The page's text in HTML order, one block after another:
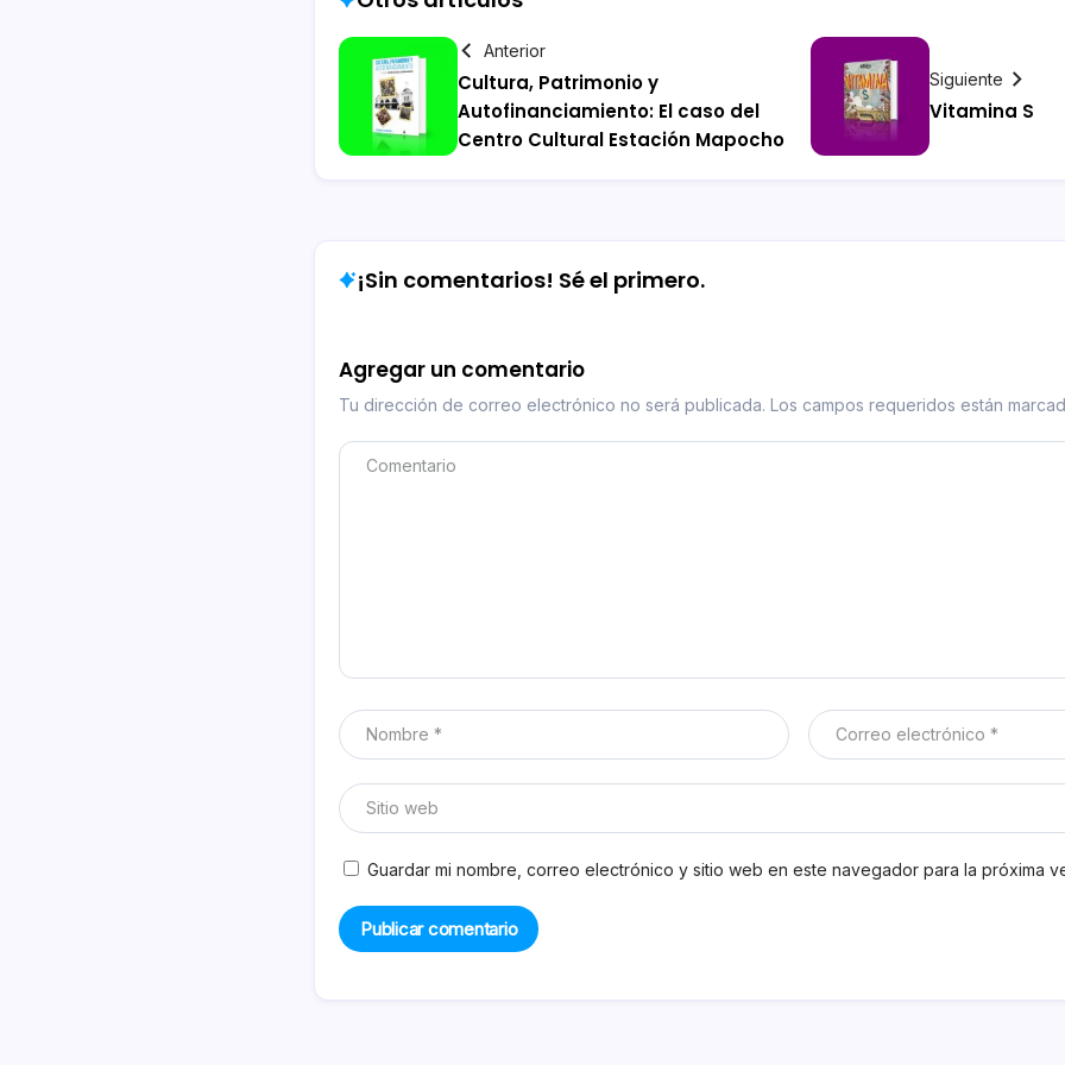
Anterior
Cultura, Patrimonio y
Autofinanciamiento: El caso del
Centro Cultural Estación Mapocho
Siguiente
Vitamina S
¡Sin comentarios! Sé el primero.
Agregar un comentario
Tu dirección de correo electrónico no será publicada. Los campos requeridos están
Guardar mi nombre, correo electrónico y sitio web en este navegador para la próxima